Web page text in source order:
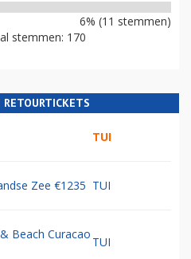
6% (11 stemmen)
stemmen: 170
RETOURTICKETS
TUI
Zee €1235 TUI
Beach Curacao
TUI